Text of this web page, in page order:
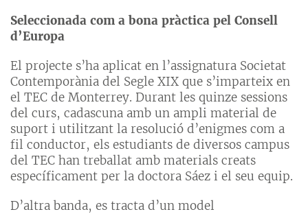
Seleccionada com a bona pràctica pel Consell
d’Europa
El projecte s’ha aplicat en l’assignatura Societat
Contemporània del Segle XIX que s’imparteix en
el TEC de Monterrey. Durant les quinze sessions
del curs, cadascuna amb un ampli material de
suport i utilitzant la resolució d’enigmes com a
fil conductor, els estudiants de diversos campus
del TEC han treballat amb materials creats
específicament per la doctora Sáez i el seu equip.
D’altra banda, es tracta d’un model